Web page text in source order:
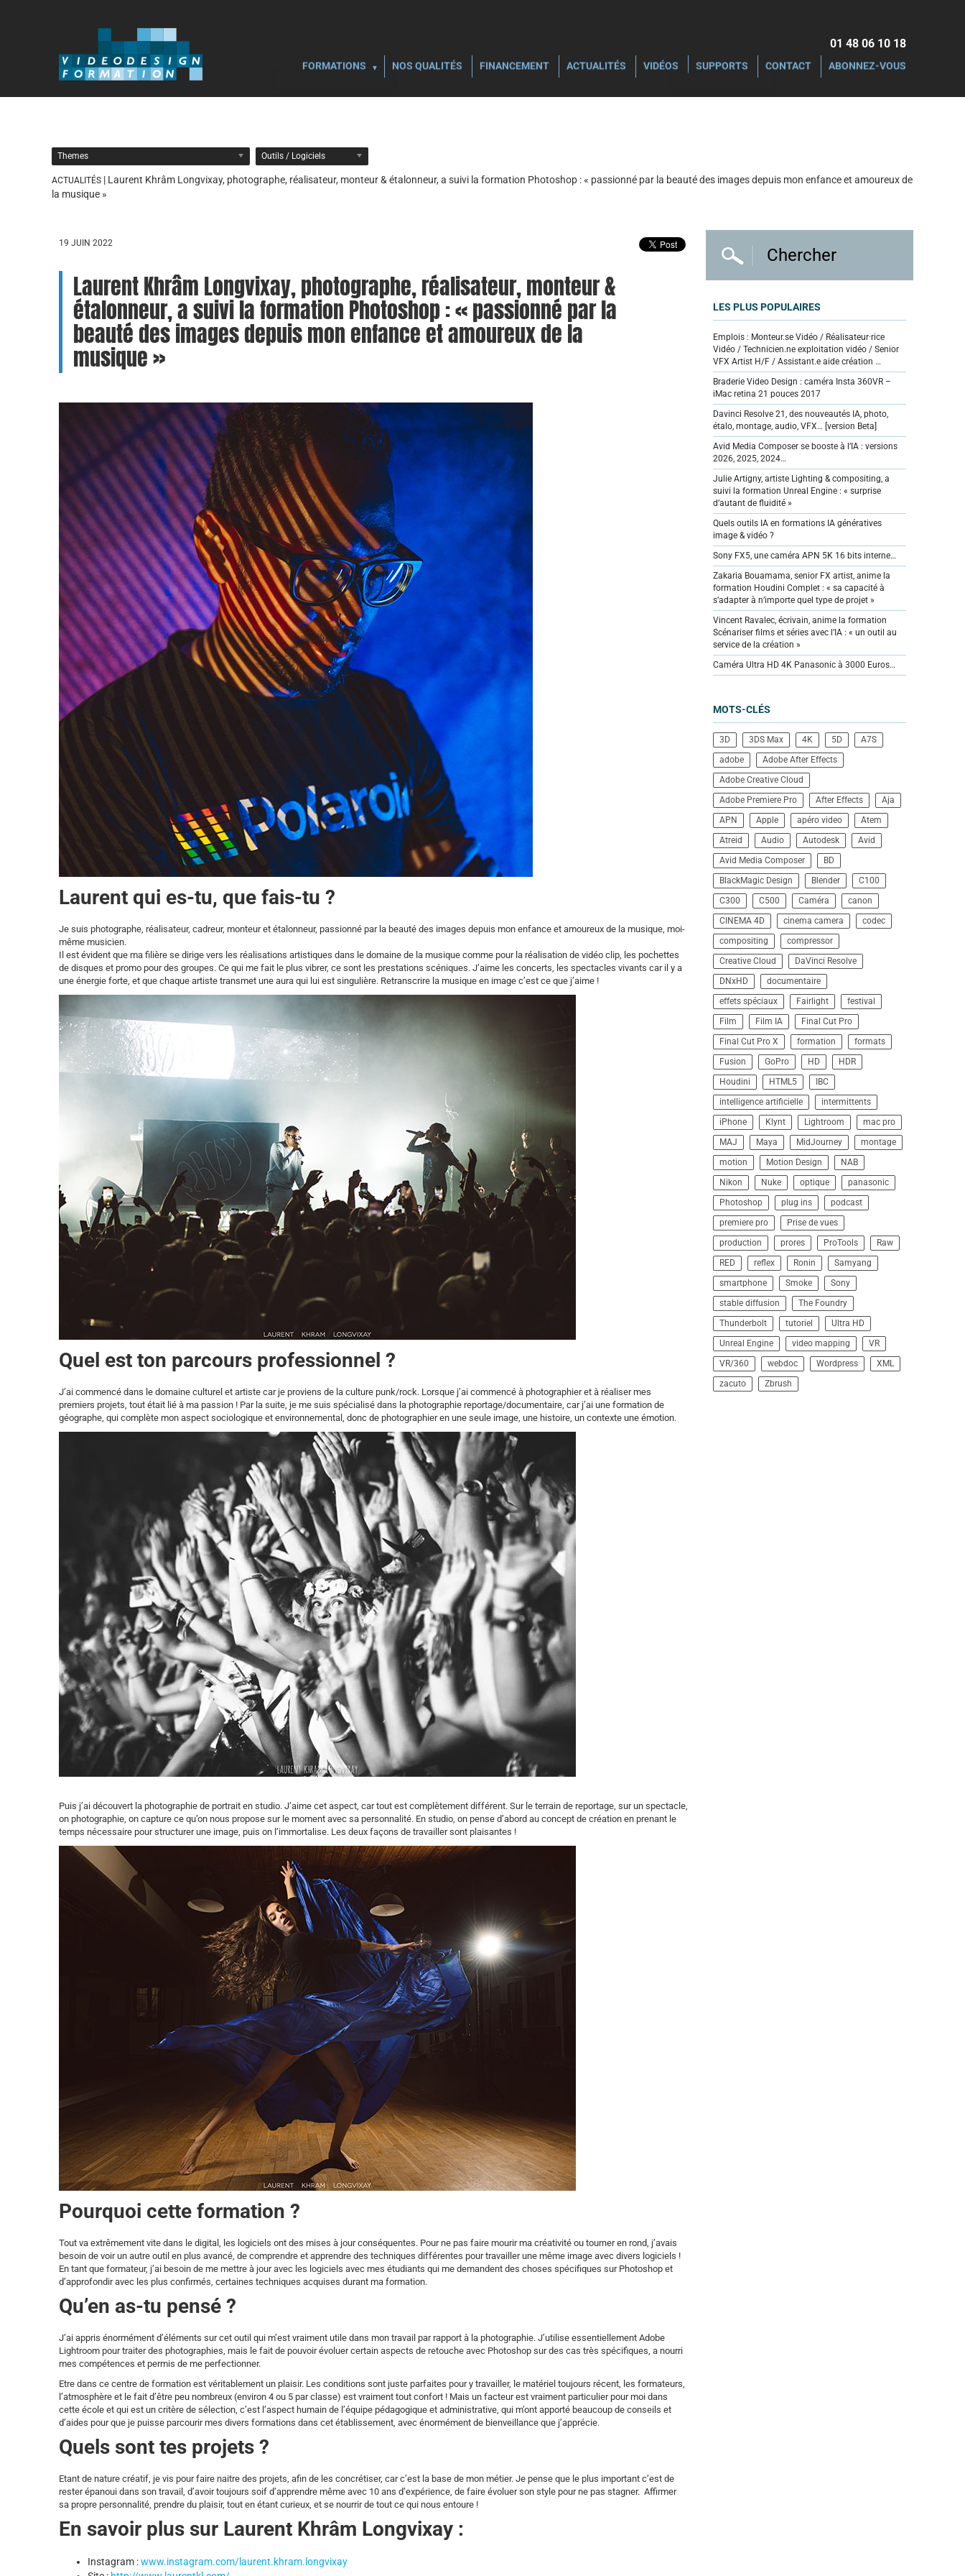
01 48 06 10 18‬
FORMATIONS NOS QUALITÉS FINANCEMENT ACTUALITÉS VIDÉOS SUPPORTS CONTACT ABONNEZ-VOUS
Themes Outils / Logiciels
ACTUALITÉS | Laurent Khrâm Longvixay, photographe, réalisateur, monteur & étalonneur, a suivi la formation Photoshop : « passionné par la beauté des images depuis mon enfance et amoureux de
la musique »
19 JUIN 2022
Laurent Khrâm Longvixay, photographe, réalisateur, monteur &
étalonneur, a suivi la formation Photoshop : « passionné par la
beauté des images depuis mon enfance et amoureux de la
musique »
Laurent qui es-tu, que fais-tu ?
Je suis photographe, réalisateur, cadreur, monteur et étalonneur, passionné par la beauté des images depuis mon enfance et amoureux de la musique, moi-
même musicien.
Il est évident que ma filière se dirige vers les réalisations artistiques dans le domaine de la musique comme pour la réalisation de vidéo clip, les pochettes
de disques et promo pour des groupes. Ce qui me fait le plus vibrer, ce sont les prestations scéniques. J’aime les concerts, les spectacles vivants car il y a
une énergie forte, et que chaque artiste transmet une aura qui lui est singulière. Retranscrire la musique en image c’est ce que j’aime !
Quel est ton parcours professionnel ?
J’ai commencé dans le domaine culturel et artiste car je proviens de la culture punk/rock. Lorsque j’ai commencé à photographier et à réaliser mes
premiers projets, tout était lié à ma passion ! Par la suite, je me suis spécialisé dans la photographie reportage/documentaire, car j’ai une formation de
géographe, qui complète mon aspect sociologique et environnemental, donc de photographier en une seule image, une histoire, un contexte une émotion.
Puis j’ai découvert la photographie de portrait en studio. J’aime cet aspect, car tout est complètement différent. Sur le terrain de reportage, sur un spectacle,
on photographie, on capture ce qu’on nous propose sur le moment avec sa personnalité. En studio, on pense d’abord au concept de création en prenant le
temps nécessaire pour structurer une image, puis on l’immortalise. Les deux façons de travailler sont plaisantes !
Pourquoi cette formation ?
Tout va extrêmement vite dans le digital, les logiciels ont des mises à jour conséquentes. Pour ne pas faire mourir ma créativité ou tourner en rond, j’avais
besoin de voir un autre outil en plus avancé, de comprendre et apprendre des techniques différentes pour travailler une même image avec divers logiciels !
En tant que formateur, j’ai besoin de me mettre à jour avec les logiciels avec mes étudiants qui me demandent des choses spécifiques sur Photoshop et
d’approfondir avec les plus confirmés, certaines techniques acquises durant ma formation.
Qu’en as-tu pensé ?
J’ai appris énormément d’éléments sur cet outil qui m’est vraiment utile dans mon travail par rapport à la photographie. J’utilise essentiellement Adobe
Lightroom pour traiter des photographies, mais le fait de pouvoir évoluer certain aspects de retouche avec Photoshop sur des cas très spécifiques, a nourri
mes compétences et permis de me perfectionner.
Etre dans ce centre de formation est véritablement un plaisir. Les conditions sont juste parfaites pour y travailler, le matériel toujours récent, les formateurs,
l’atmosphère et le fait d’être peu nombreux (environ 4 ou 5 par classe) est vraiment tout confort ! Mais un facteur est vraiment particulier pour moi dans
cette école et qui est un critère de sélection, c’est l’aspect humain de l’équipe pédagogique et administrative, qui m’ont apporté beaucoup de conseils et
d’aides pour que je puisse parcourir mes divers formations dans cet établissement, avec énormément de bienveillance que j’apprécie.
Quels sont tes projets ?
Etant de nature créatif, je vis pour faire naitre des projets, afin de les concrétiser, car c’est la base de mon métier. Je pense que le plus important c’est de
rester épanoui dans son travail, d’avoir toujours soif d’apprendre même avec 10 ans d’expérience, de faire évoluer son style pour ne pas stagner. Affirmer
sa propre personnalité, prendre du plaisir, tout en étant curieux, et se nourrir de tout ce qui nous entoure !
En savoir plus sur Laurent Khrâm Longvixay :
Instagram :www.instagram.com/laurent.khram.longvixay
LES PLUS POPULAIRES
Emplois : Monteur.se Vidéo / Réalisateur·rice
Vidéo / Technicien.ne exploitation vidéo / Senior
VFX Artist H/F / Assistant.e aide création …
Braderie Video Design : caméra Insta 360VR –
iMac retina 21 pouces 2017
Davinci Resolve 21, des nouveautés IA, photo,
étalo, montage, audio, VFX… [version Beta]
Avid Media Composer se booste à l’IA : versions
2026, 2025, 2024…
Julie Artigny, artiste Lighting & compositing, a
suivi la formation Unreal Engine : « surprise
d’autant de fluidité »
Quels outils IA en formations IA génératives
image & vidéo ?
Sony FX5, une caméra APN 5K 16 bits interne…
Zakaria Bouamama, senior FX artist, anime la
formation Houdini Complet : « sa capacité à
s’adapter à n’importe quel type de projet »
Vincent Ravalec, écrivain, anime la formation
Scénariser films et séries avec l’IA : « un outil au
service de la création »
Caméra Ultra HD 4K Panasonic à 3000 Euros…
MOTS-CLÉS
3D 3DS Max 4K 5D
A7S
adobe
Adobe After Effects
Adobe Creative Cloud
Adobe Premiere Pro
After Effects
Aja
APN
Apple apéro video
Atem
Atreid
Audio Autodesk
Avid
Avid Media Composer
BD
BlackMagic Design
Blender
C100
C300
C500 Caméra
canon
CINEMA 4D
cinema camera
codec
compositing
compressor
Creative Cloud
DaVinci Resolve
DNxHD
documentaire
effets spéciaux
Fairlight
festival
Film
Film IA
Final Cut Pro
Final Cut Pro X
formation
formats
Fusion
GoPro HD
HDR
Houdini
HTML5
IBC
intelligence artificielle
intermittents
iPhone
Klynt Lightroom
mac pro
MAJ
Maya MidJourney
montage
motion
Motion Design
NAB
Nikon
Nuke optique
panasonic
Photoshop
plug ins
podcast
premiere pro
Prise de vues
production
prores ProTools
Raw
RED
reflex Ronin
Samyang
smartphone
Smoke
Sony
stable diffusion
The Foundry
Thunderbolt
tutoriel
Ultra HD
Unreal Engine
video mapping
VR
VR/360
webdoc Wordpress
XML
zacuto
Zbrush